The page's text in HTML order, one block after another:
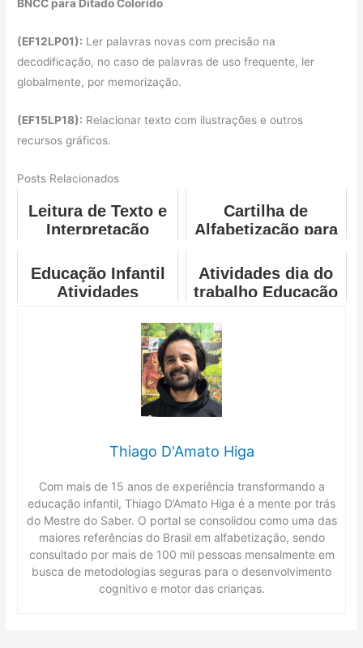
BNCC para Ditado Colorido
(EF12LP01): Ler palavras novas com precisão na
decodificação, no caso de palavras de uso frequente, ler
globalmente, por memorização.
(EF15LP18): Relacionar texto com ilustrações e outros
recursos gráficos.
Posts Relacionados
Leitura de Texto e
Interpretação
Cartilha de
Alfabetização para
Educação Infantil
Atividades
Atividades dia do
trabalho Educação
Thiago D'Amato Higa
Com mais de 15 anos de experiência transformando a
educação infantil, Thiago D’Amato Higa é a mente por trás
do Mestre do Saber. O portal se consolidou como uma das
maiores referências do Brasil em alfabetização, sendo
consultado por mais de 100 mil pessoas mensalmente em
busca de metodologias seguras para o desenvolvimento
cognitivo e motor das crianças.